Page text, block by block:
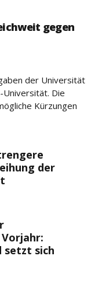
gegen
der Universität
Die
Kürzungen
der
setzt sich